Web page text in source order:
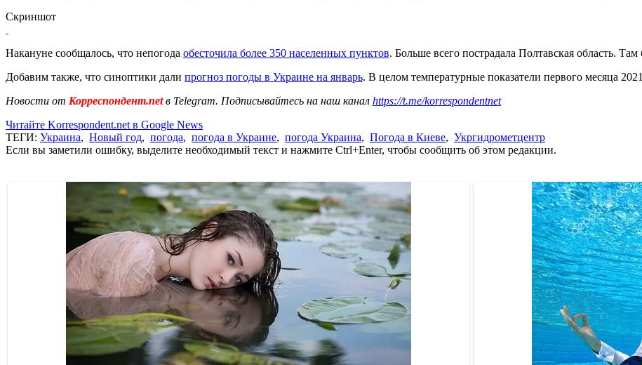
Скриншот
Накануне сообщалось, что непогода обесточила более 350 населенных пунктов. Больше всего пострадала Полтавская область.
Добавим также, что синоптики дали прогноз погоды в Украине на январь. В целом температурные показатели первого месяца
Новости от Корреспондент.netв Telegram. Подписывайтесь на наш канал https://t.me/korrespondentnet
Читайте Korrespondent.net в Google News
ТЕГИ: Украина, Новый год, погода, погода в Украине, погода Украина, Погода в Киеве, Укргидрометцентр
Если вы заметили ошибку, выделите необходимый текст и нажмите Ctrl+Enter, чтобы сообщить об этом редакции.